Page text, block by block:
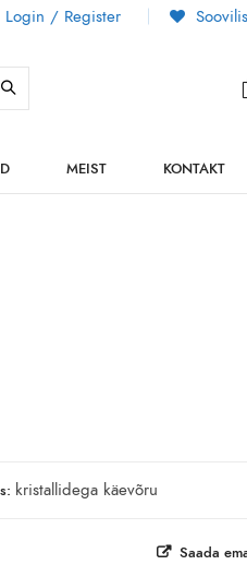
Login / Register
MEIST KONTAKT
kristallidega käevõru
Saada